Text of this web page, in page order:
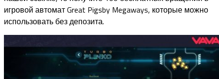
игровой автомат Great Pigsby Megaways, которые можно
использовать без депозита.